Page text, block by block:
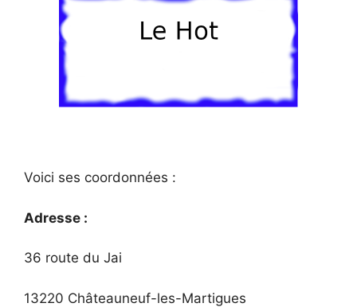
Voici ses coordonnées :
Adresse :
36 route du Jai
13220 Châteauneuf-les-Martigues